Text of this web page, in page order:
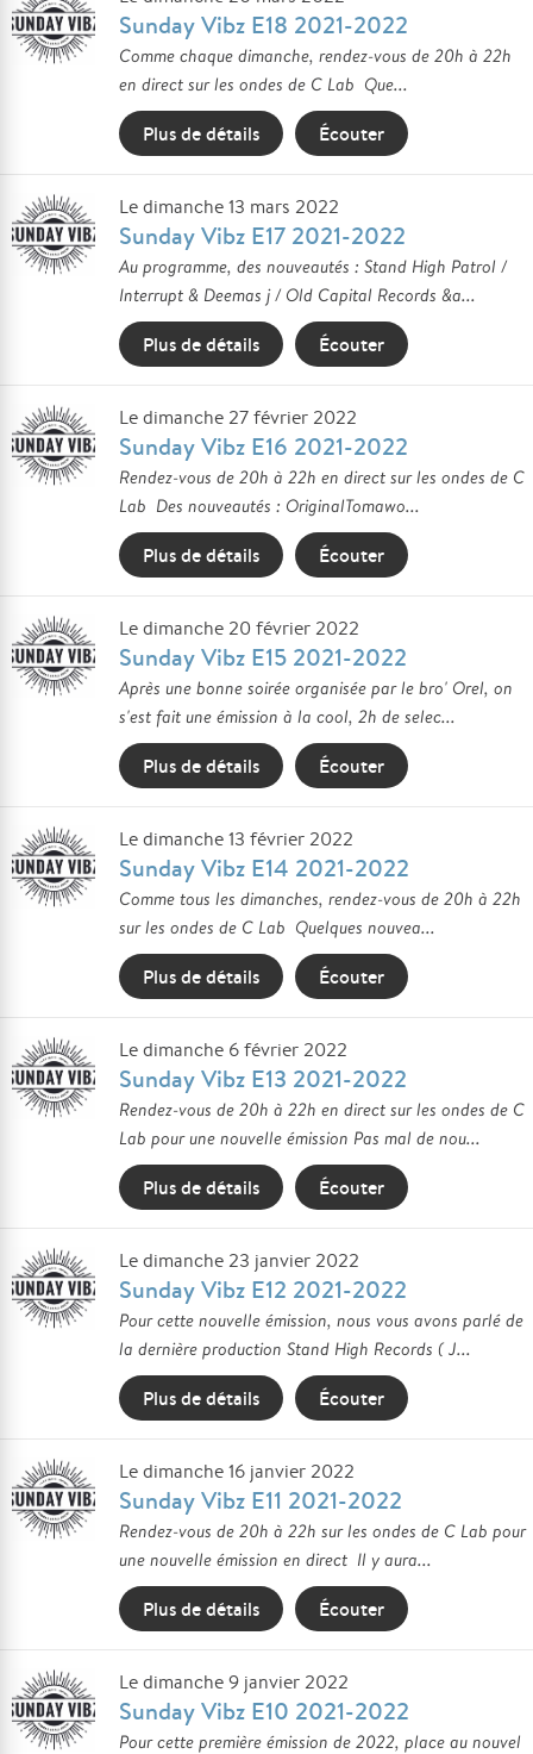
Sunday Vibz E18 2021-2022
Comme chaque dimanche, rendez-vous de 20h à 22h
en direct sur les ondes de C Lab Que...
Plus de détails Écouter
Le dimanche 13 mars 2022
Sunday Vibz E17 2021-2022
Au programme, des nouveautés : Stand High Patrol /
Interrupt & Deemas j / Old Capital Records &a...
Plus de détails Écouter
Le dimanche 27 février 2022
Sunday Vibz E16 2021-2022
Rendez-vous de 20h à 22h en direct sur les ondes de C
Lab Des nouveautés : OriginalTomawo...
Plus de détails Écouter
Le dimanche 20 février 2022
Sunday Vibz E15 2021-2022
Après une bonne soirée organisée par le bro' Orel, on
s'est fait une émission à la cool, 2h de selec...
Plus de détails Écouter
Le dimanche 13 février 2022
Sunday Vibz E14 2021-2022
Comme tous les dimanches, rendez-vous de 20h à 22h
sur les ondes de C Lab Quelques nouvea...
Plus de détails Écouter
Le dimanche 6 février 2022
Sunday Vibz E13 2021-2022
Rendez-vous de 20h à 22h en direct sur les ondes de C
Lab pour une nouvelle émission Pas mal de nou...
Plus de détails Écouter
Le dimanche 23 janvier 2022
Sunday Vibz E12 2021-2022
Pour cette nouvelle émission, nous vous avons parlé de
la dernière production Stand High Records ( J...
Plus de détails Écouter
Le dimanche 16 janvier 2022
Sunday Vibz E11 2021-2022
Rendez-vous de 20h à 22h sur les ondes de C Lab pour
une nouvelle émission en direct Il y aura...
Plus de détails Écouter
Le dimanche 9 janvier 2022
Sunday Vibz E10 2021-2022
Pour cette première émission de 2022, place au nouvel